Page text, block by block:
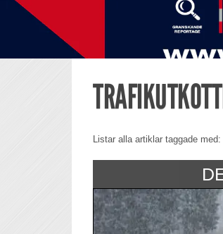
Listar alla artiklar taggade